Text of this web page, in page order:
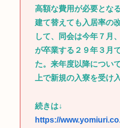
高額な費用が必要とな
建て替えても入居率の
して、同会は今年７月
が卒業する２９年３月
た。来年度以降につい
上で新規の入寮を受け
続きは↓
https://